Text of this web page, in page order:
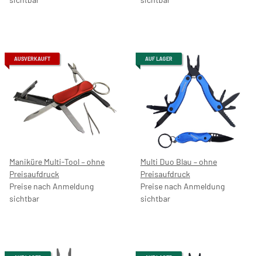
AUSVERKAUFT
Maniküre Multi-Tool – ohne
Preisaufdruck
Preise nach Anmeldung
sichtbar
AUF LAGER
Multi Duo Blau – ohne
Preisaufdruck
Preise nach Anmeldung
sichtbar